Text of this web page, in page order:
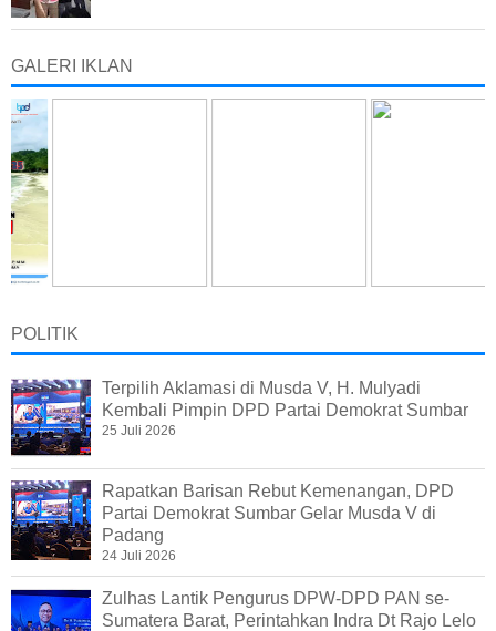
GALERI IKLAN
POLITIK
Terpilih Aklamasi di Musda V, H. Mulyadi
Kembali Pimpin DPD Partai Demokrat Sumbar
25 Juli 2026
Rapatkan Barisan Rebut Kemenangan, DPD
Partai Demokrat Sumbar Gelar Musda V di
Padang
24 Juli 2026
Zulhas Lantik Pengurus DPW-DPD PAN se-
Sumatera Barat, Perintahkan Indra Dt Rajo Lelo